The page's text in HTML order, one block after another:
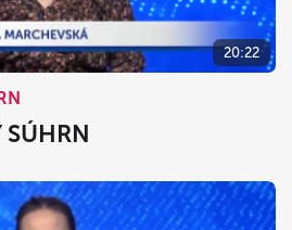
20:22
SÚHRN